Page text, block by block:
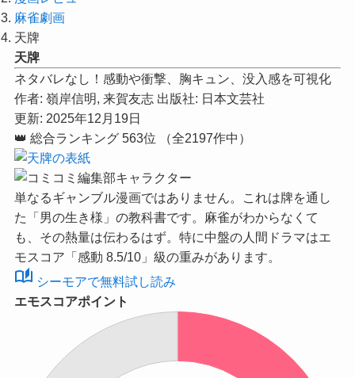
麻雀劇画
天牌
天牌
ネタバレなし！感動や衝撃、胸キュン、没入感を可視化
作者: 嶺岸信明, 来賀友志 出版社: 日本文芸社
更新: 2025年12月19日
👑 総合ランキング 563位 （全2197作中）
単なるギャンブル漫画ではありません。これは牌を通し
た「男の生き様」の教科書です。麻雀がわからなくて
も、その熱量は伝わるはず。特に中盤の人間ドラマはエ
モスコア「感動 8.5/10」 級の重みがあります。
auto_stories シーモアで無料試し読み
エモスコアポイント